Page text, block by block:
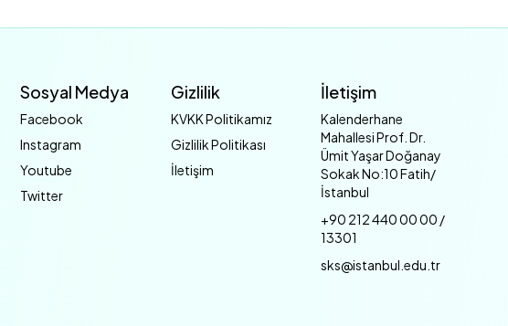
Sosyal Medya
Facebook
Instagram
Youtube
Twitter
Gizlilik
KVKK Politikamız
Gizlilik Politikası
İletişim
İletişim
Kalenderhane
Mahallesi Prof. Dr.
Ümit Yaşar Doğanay
Sokak No:10 Fatih/
İstanbul
+90 212 440 00 00 /
13301
sks@istanbul.edu.tr